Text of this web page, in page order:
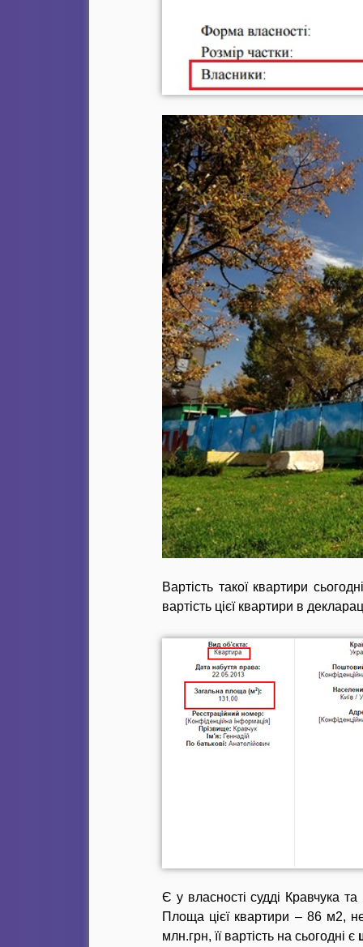
Вартість такої квартири
вартість цієї квартири в
Є у власності судді Кравчука
Площа цієї квартири – 86 м2,
млн.грн, її вартість на сьогодні є